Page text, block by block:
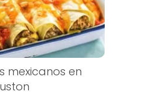
mexicanos en